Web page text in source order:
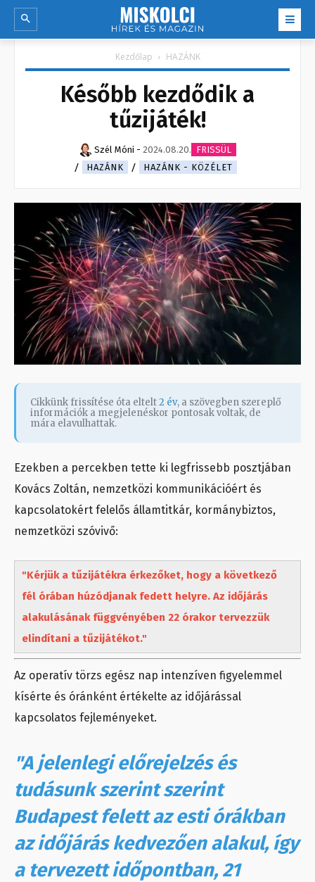
Kezdőlap HAZÁNK
Később kezdődik a
tűzijáték!
Szél Móni - 2024.08.20. FRISSÜL
HAZÁNK
HAZÁNK - KÖZÉLET
Cikkünk frissítése óta eltelt2 év, a szövegben szereplő
információk a megjelenéskor pontosak voltak, de
mára elavulhattak.
Ezekben a percekben tette ki legfrissebb posztjában
Kovács Zoltán, nemzetközi kommunikációért és
kapcsolatokért felelős államtitkár, kormánybiztos,
nemzetközi szóvivő:
"Kérjük a tűzijátékra érkezőket, hogy a következő
fél órában húzódjanak fedett helyre. Az időjárás
alakulásának függvényében 22 órakor tervezzük
elindítani a tűzijátékot."
Az operatív törzs egész nap intenzíven figyelemmel
kísérte és óránként értékelte az időjárással
kapcsolatos fejleményeket.
"A jelenlegi előrejelzés és
tudásunk szerint szerint
Budapest felett az esti órákban
az időjárás kedvezően alakul, így
a tervezett időpontban, 21